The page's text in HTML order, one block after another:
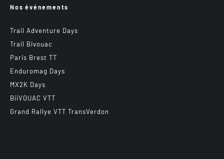
Nos événements
Trail Adventure Days
Trail Bivouac
Paris Brest TT
Enduromag Days
MX2K Days
BiiVOUAC VTT
Grand Rallye VTT TransVerdon